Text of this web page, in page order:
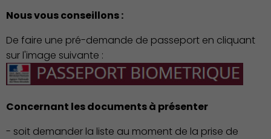
Action Sociale Solidarité
Nous vous conseillons :
De faire une pré-demande de passeport en cliquant
sur l'image suivante :
Concernant les documents à présenter
- soit demander la liste au moment de la prise de